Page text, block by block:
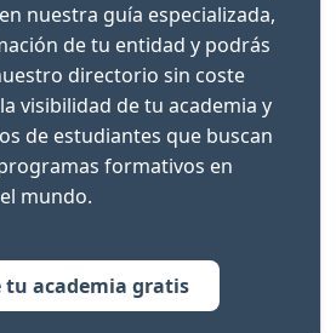
nuestra guía especializada,
de tu entidad y podrás
directorio sin coste
visibilidad de tu academia y
de estudiantes que buscan
formativos en
mundo.
tu academia gratis